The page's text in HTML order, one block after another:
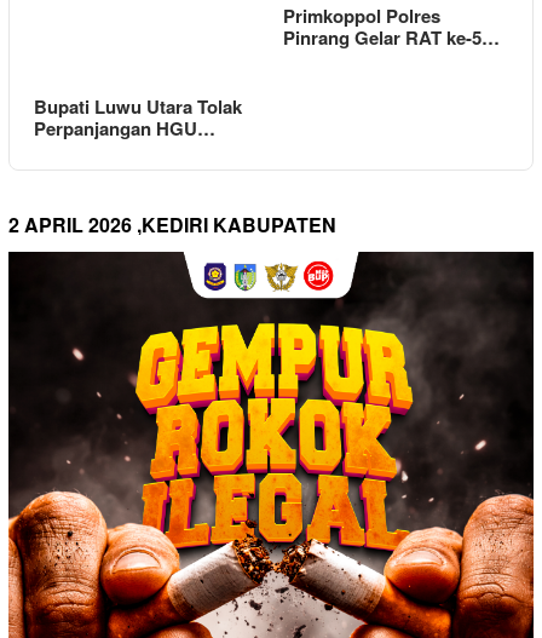
Bupati Luwu Utara Tolak
Perpanjangan HGU…
Primkoppol Polres
Pinrang Gelar RAT ke-5…
2 APRIL 2026 ,KEDIRI KABUPATEN